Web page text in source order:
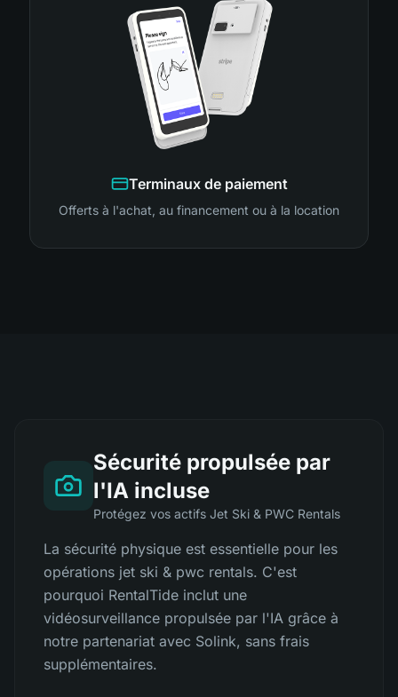
Terminaux de paiement
Offerts à l'achat, au financement ou à la location
Sécurité propulsée par
l'IA incluse
Protégez vos actifs Jet Ski & PWC Rentals
La sécurité physique est essentielle pour les
opérations jet ski & pwc rentals. C'est
pourquoi RentalTide inclut une
vidéosurveillance propulsée par l'IA grâce à
notre partenariat avec Solink, sans frais
supplémentaires.